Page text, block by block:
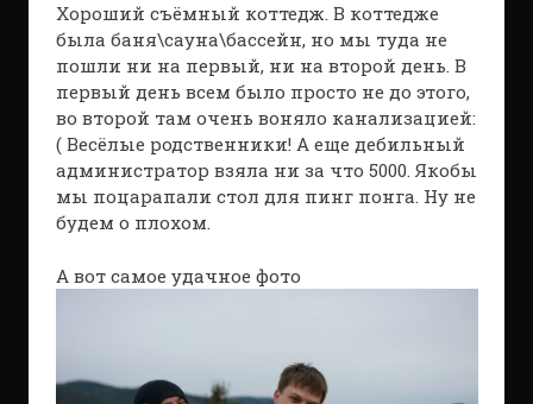
Хороший съёмный коттедж. В коттедже
была баня\сауна\бассейн, но мы туда не
пошли ни на первый, ни на второй день. В
первый день всем было просто не до этого,
во второй там очень воняло канализацией:
( Весёлые родственники! А еще дебильный
администратор взяла ни за что 5000. Якобы
мы поцарапали стол для пинг понга. Ну не
будем о плохом.
А вот самое удачное фото